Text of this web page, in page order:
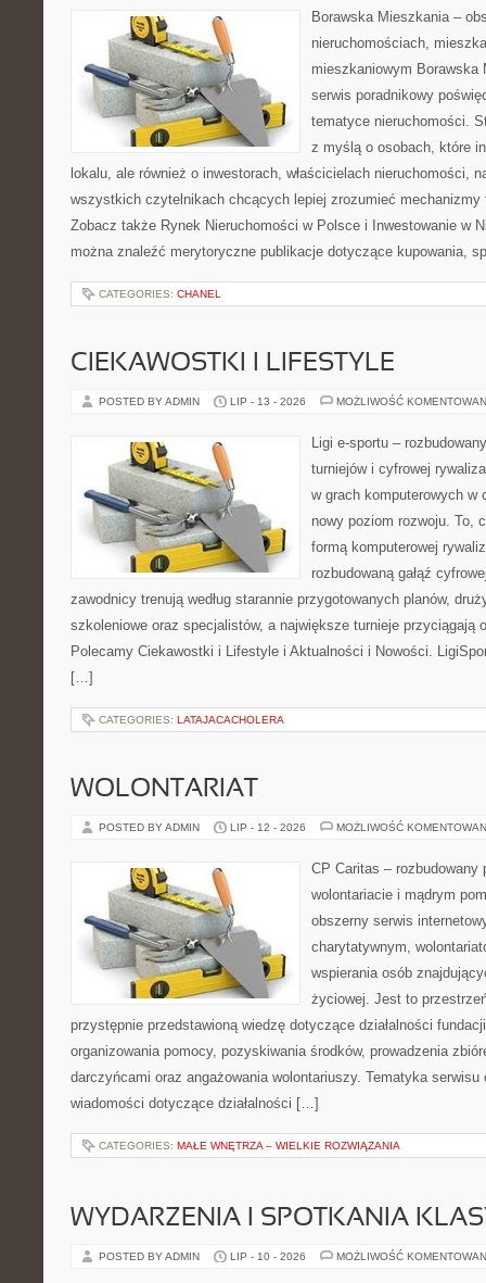
Borawska Mieszkania –
nieruchomościach,
mieszkaniowym Borawska
serwis poradnikowy
tematyce nieruchomości.
z myślą o osobach, które
lokalu, ale również o inwestorach, właścicielach nieruchomości,
wszystkich czytelnikach chcących lepiej zrozumieć mechanizmy
Zobacz także Rynek Nieruchomości w Polsce i Inwestowanie w
można znaleźć merytoryczne publikacje dotyczące kupowania,
CATEGORIES: CHANEL
CIEKAWOSTKI I LIFESTYLE
POSTED BY ADMIN LIP - 13 - 2026 MOŻLIWOŚĆ
Ligi e-sportu –
turniejów i cyfrowej
w grach komputerowych w
nowy poziom rozwoju. To,
formą komputerowej
rozbudowaną gałąź
zawodnicy trenują według starannie przygotowanych planów,
szkoleniowe oraz specjalistów, a największe turnieje przyciągają
Polecamy Ciekawostki i Lifestyle i Aktualności i Nowości.
[…]
CATEGORIES: LATAJACACHOLERA
WOLONTARIAT
POSTED BY ADMIN LIP - 12 - 2026 MOŻLIWOŚĆ
CP Caritas – rozbudowany
wolontariacie i mądrym
obszerny serwis
charytatywnym,
wspierania osób
życiowej. Jest to
przystępnie przedstawioną wiedzę dotyczące działalności
organizowania pomocy, pozyskiwania środków, prowadzenia
darczyńcami oraz angażowania wolontariuszy. Tematyka
wiadomości dotyczące działalności […]
CATEGORIES: MAŁE WNĘTRZA – WIELKIE ROZWIĄZANIA
WYDARZENIA I SPOTKANIA
POSTED BY ADMIN LIP - 10 - 2026 MOŻLIWOŚĆ